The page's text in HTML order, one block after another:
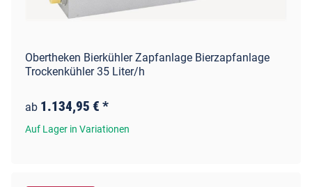
Obertheken Bierkühler Zapfanlage Bierzapfanlage
Trockenkühler 35 Liter/h
ab 1.134,95 € *
Auf Lager in Variationen